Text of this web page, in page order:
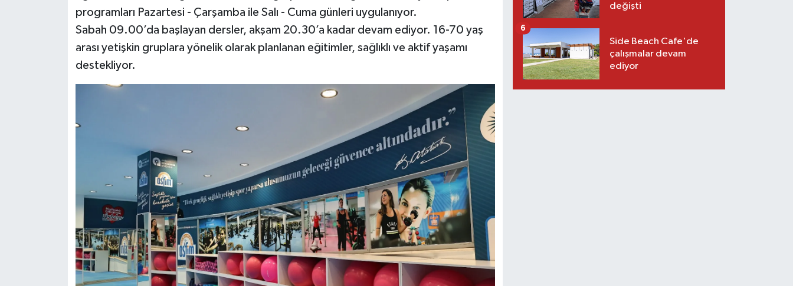
programları Pazartesi - Çarşamba ile Salı - Cuma günleri uygulanıyor.
Sabah 09.00’da başlayan dersler, akşam 20.30’a kadar devam ediyor. 16-70 yaş
arası yetişkin gruplara yönelik olarak planlanan eğitimler, sağlıklı ve aktif yaşamı
destekliyor.
değişti
Side Beach Cafe'de
çalışmalar devam
ediyor
6